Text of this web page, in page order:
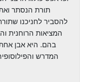
תורת הנסתר
להסביר לחניכנו
המציאות הרוחנית
בהם. היא אבן
המדרש